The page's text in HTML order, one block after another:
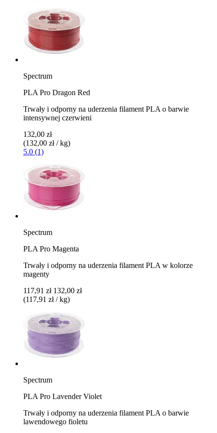
Spectrum
PLA Pro Dragon Red
Trwały i odporny na uderzenia filament PLA o barwie
intensywnej czerwieni
132,00 zł
(132,00 zł / kg)
5.0 (1)
Spectrum
PLA Pro Magenta
Trwały i odporny na uderzenia filament PLA w kolorze
magenty
117,91 zł 132,00 zł
(117,91 zł / kg)
Spectrum
PLA Pro Lavender Violet
Trwały i odporny na uderzenia filament PLA o barwie
lawendowego fioletu